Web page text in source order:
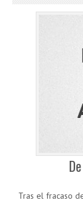
Tras el fracaso